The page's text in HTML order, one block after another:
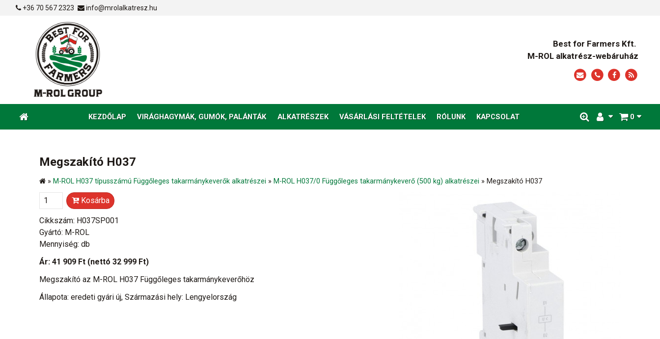
+36 70 567 2323 info@mrolalkatresz.hu
Best for Farmers Kft.
M-ROL alkatrész-webáruház
0
KEZDŐLAP VIRÁGHAGYMÁK, GUMÓK, PALÁNTÁK ALKATRÉSZEK VÁSÁRLÁSI FELTÉTELEK RÓLUNK KAPCSOLAT
Megszakító H037
» M-ROL H037 típusszámú Függőleges takarmánykeverők alkatrészei » M-ROL H037/0 Függőleges takarmánykeverő (500 kg) alkatrészei » Megszakító H037
Kosárba
Cikkszám: H037SP001
Gyártó: M-ROL
Mennyiség: db
Ár: 41 909 Ft (nettó 32 999 Ft)
Megszakító az M-ROL H037 Függőleges takarmánykeverőhöz
Állapota: eredeti gyári új, Származási hely: Lengyelország